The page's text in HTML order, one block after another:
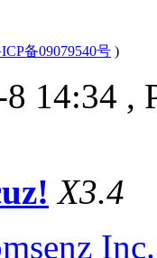
备09079540号 )
14:34 ,
X3.4
Inc.